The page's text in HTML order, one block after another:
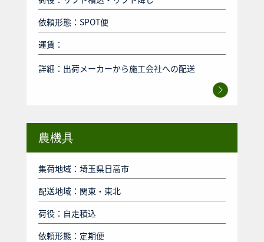
依頼形態：SPOT便
運賃：
詳細： 出荷メーカーから施工会社への配送
農機具
集荷地域：埼玉県日高市
配送地域：関東・東北
荷役：自走積込
依頼形態：定期便